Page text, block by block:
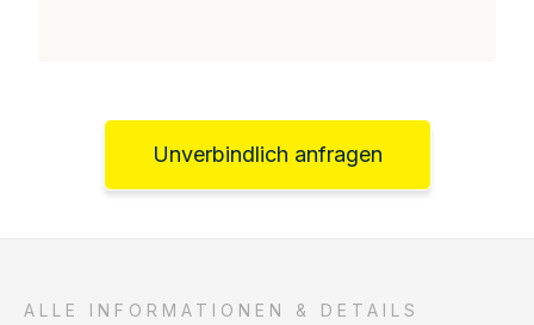
Unverbindlich anfragen
ALLE INFORMATIONEN & DETAILS